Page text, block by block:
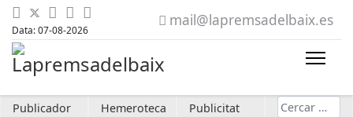
Data: 07-08-2026
mail@lapremsadelbaix.es
Publicador Hemeroteca Publicitat Cerca